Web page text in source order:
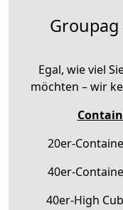
Egal, wie viel
möchten – wir
20er-
40er-
40er-High